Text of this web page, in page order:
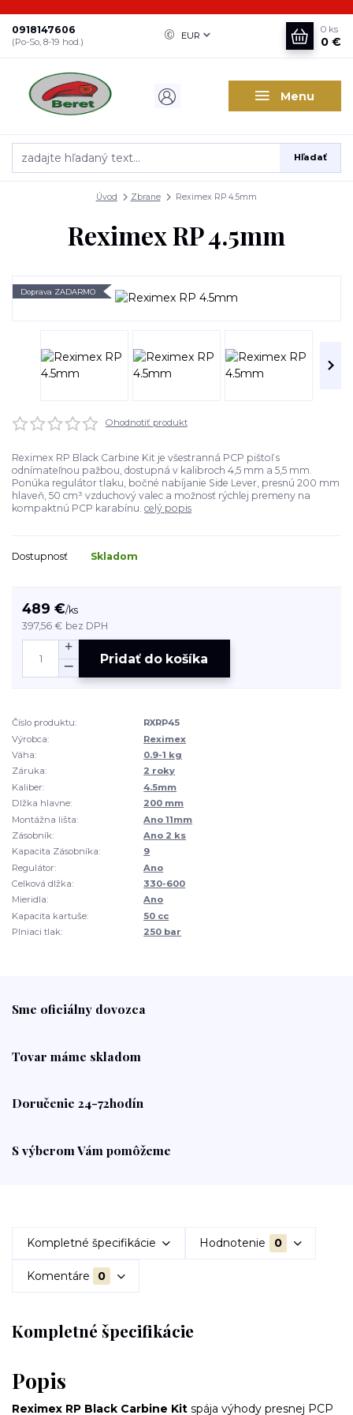
Menu
EUR
Hľadať
0918147606
(Po-So, 8-19 hod.)
0 ks
0 €
Úvod Zbrane Reximex RP 4.5mm
Reximex RP 4.5mm
Doprava ZADARMO
Ohodnotiť produkt
Reximex RP Black Carbine Kit je všestranná PCP pištoľ s
odnímateľnou pažbou, dostupná v kalibroch 4,5 mm a 5,5 mm.
Ponúka regulátor tlaku, bočné nabíjanie Side Lever, presnú 200 mm
hlaveň, 50 cm³ vzduchový valec a možnosť rýchlej premeny na
kompaktnú PCP karabínu. celý popis
Dostupnosť Skladom
489 €/ks
397,56 € bez DPH
Pridať do košíka
Číslo produktu:
RXRP45
Výrobca:
Reximex
Váha:
0.9-1 kg
Záruka:
2 roky
Kaliber:
4.5mm
Dlžka hlavne:
200 mm
Montážna lišta:
Ano 11mm
Zásobník:
Ano 2 ks
Kapacita Zásobníka:
9
Regulátor:
Ano
Celková dlžka:
330-600
Mieridla:
Ano
Kapacita kartuše:
50 cc
Plniaci tlak:
250 bar
Sme oficiálny dovozca
Tovar máme skladom
Doručenie 24-72hodín
S výberom Vám pomôžeme
Kompletné špecifikácie Hodnotenie 0
Komentáre 0
Kompletné špecifikácie
Popis
Reximex RP Black Carbine Kit spája výhody presnej PCP